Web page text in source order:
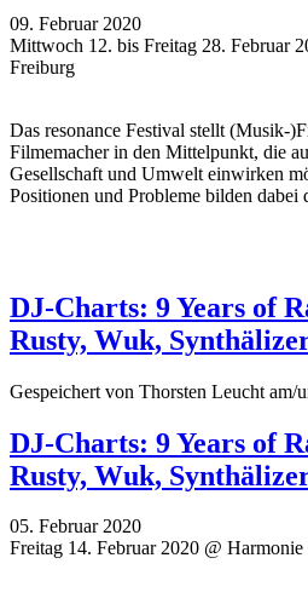
09. Februar 2020
Mittwoch 12. bis Freitag 28. Februar
Freiburg
Das resonance Festival stellt (Musik-
Filmemacher in den Mittelpunkt, die
Gesellschaft und Umwelt einwirken
Positionen und Probleme bilden dabei
DJ-Charts: 9 Years of
Rusty, Wuk,
Gespeichert von Thorsten Leucht am/
DJ-Charts: 9 Years of
Rusty, Wuk,
05. Februar 2020
Freitag 14. Februar 2020 @